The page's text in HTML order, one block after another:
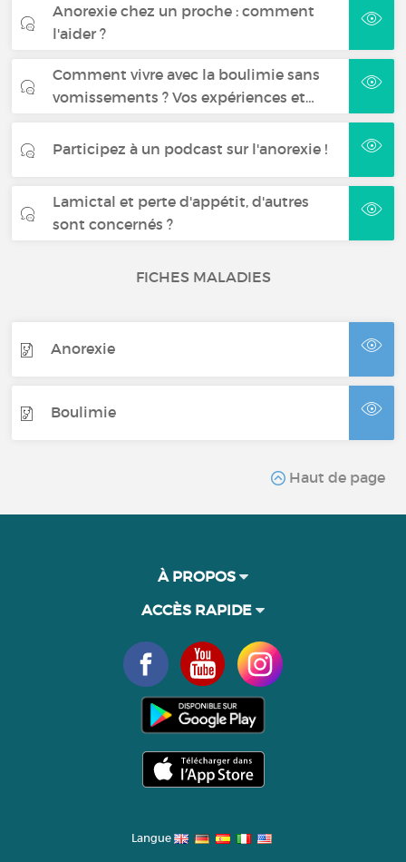
Anorexie chez un proche : comment
l'aider ?
Comment vivre avec la boulimie sans
vomissements ? Vos expériences et…
Participez à un podcast sur l'anorexie !
Lamictal et perte d'appétit, d'autres
sont concernés ?
FICHES MALADIES
Anorexie
Boulimie
Haut de page
À PROPOS
ACCÈS RAPIDE
Langue